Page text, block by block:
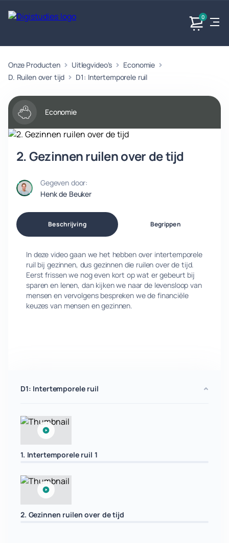
0
Exacte
vakken
Geen
vakken.
Taalvakken
Geen
vakken.
Maatschappijvakken
Geen vakken.
Onze Producten Uitlegvideo's
Economie
D. Ruilen over tijd
D1: Intertemporele ruil
Economie
2. Gezinnen ruilen over de tijd
Gegeven door:
Henk de Beuker
Beschrijving Begrippen
In deze video gaan we het hebben over intertemporele
ruil bij gezinnen, dus gezinnen die ruilen over de tijd.
Eerst frissen we nog even kort op wat er gebeurt bij
sparen en lenen, dan kijken we naar de levensloop van
mensen en vervolgens bespreken we de financiële
keuzes van mensen en gezinnen.
D1: Intertemporele ruil
1. Intertemporele ruil 1
2. Gezinnen ruilen over de tijd